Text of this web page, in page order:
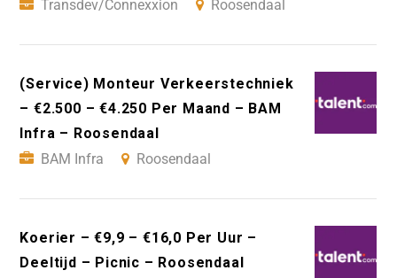
Transdev/Connexxion
Roosendaal
(Service) Monteur Verkeerstechniek
– €2.500 – €4.250 Per Maand – BAM
Infra – Roosendaal
BAM Infra
Roosendaal
Koerier – €9,9 – €16,0 Per Uur –
Deeltijd – Picnic – Roosendaal